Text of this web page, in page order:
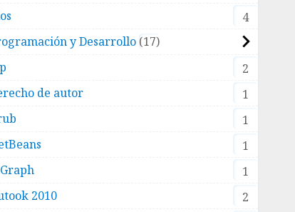
4
y Desarrollo 17
2
de autor
1
1
1
1
2010
2